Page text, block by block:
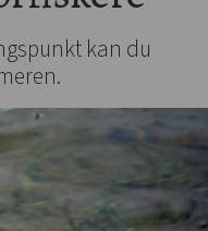
kan du